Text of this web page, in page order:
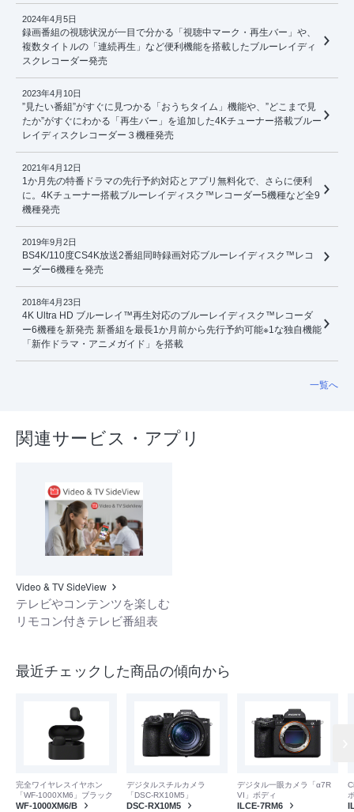
2024年4月5日
録画番組の視聴状況が一目で分かる「視聴中マーク・再生バー」や、
複数タイトルの「連続再生」など便利機能を搭載したブルーレイディ
スクレコーダー発売
2023年4月10日
”見たい番組”がすぐに見つかる「おうちタイム」機能や、”どこまで見
たか”がすぐにわかる「再生バー」を追加した4Kチューナー搭載ブルー
レイディスクレコーダー３機種発売
2021年4月12日
1か月先の特番ドラマの先行予約対応とアプリ無料化で、さらに便利
に。4Kチューナー搭載ブルーレイディスク™レコーダー5機種など全9
機種発売
2019年9月2日
BS4K/110度CS4K放送2番組同時録画対応ブルーレイディスク™レコ
ーダー6機種を発売
2018年4月23日
4K Ultra HD ブルーレイ™再生対応のブルーレイディスク™レコーダ
ー6機種を新発売 新番組を最長1か月前から先行予約可能※1な独自機能
「新作ドラマ・アニメガイド」を搭載
一覧へ
関連サービス・アプリ
Video & TV SideView
テレビやコンテンツを楽しむ
リモコン付きテレビ番組表
最近チェックした商品の傾向から
完全ワイヤレスイヤホン
「WF-1000XM6」ブラック
WF-1000XM6/B
デジタルスチルカメラ
「DSC-RX10M5」
DSC-RX10M5
デジタル一眼カメラ「α7R
VI」ボディ
ILCE-7RM6